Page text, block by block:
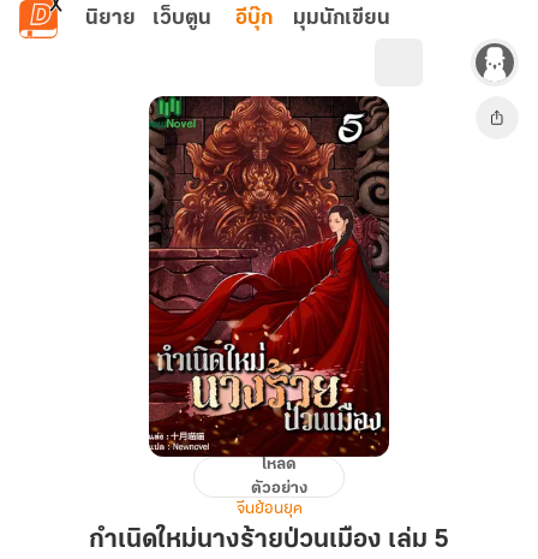
ข้ามไปยังเนื้อหาหลัก
นิยาย เว็บตูน อีบุ๊ก มุมนักเขียน
กำเนิด
นาง
โหลด
ตัวอย่าง
จีนย้อนยุค
กำเนิดใหม่นางร้ายป่วนเมือง เล่ม 5